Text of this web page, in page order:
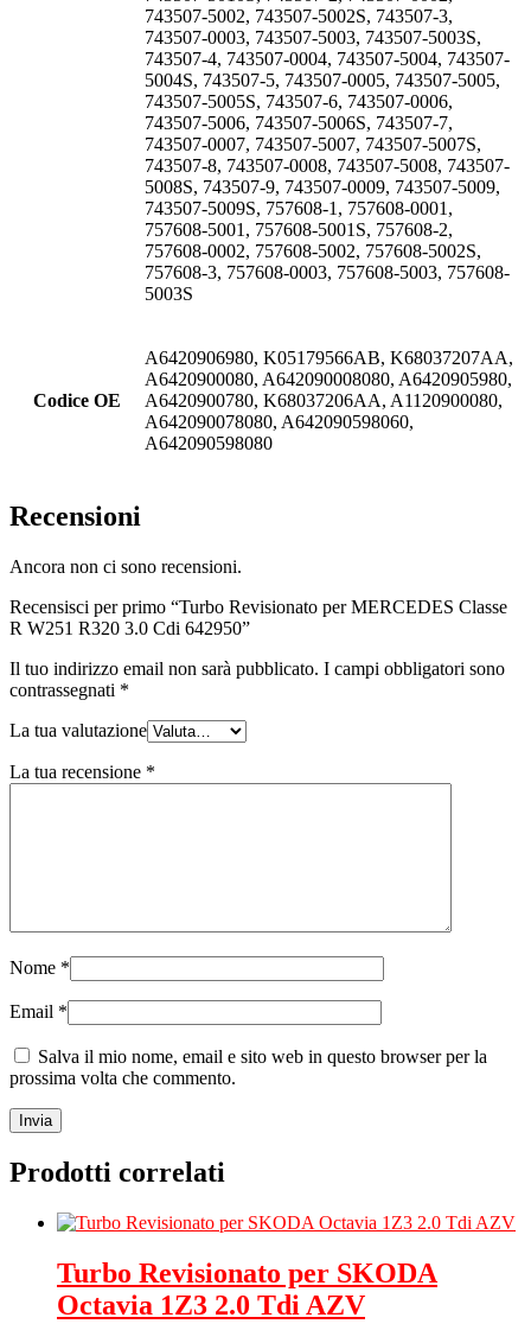
743507-5002, 743507-5002S, 743507-3,
743507-0003, 743507-5003, 743507-5003S,
743507-4, 743507-0004, 743507-5004, 743507-
5004S, 743507-5, 743507-0005, 743507-5005,
743507-5005S, 743507-6, 743507-0006,
743507-5006, 743507-5006S, 743507-7,
743507-0007, 743507-5007, 743507-5007S,
743507-8, 743507-0008, 743507-5008, 743507-
5008S, 743507-9, 743507-0009, 743507-5009,
743507-5009S, 757608-1, 757608-0001,
757608-5001, 757608-5001S, 757608-2,
757608-0002, 757608-5002, 757608-5002S,
757608-3, 757608-0003, 757608-5003, 757608-
5003S
Codice OE
A6420906980, K05179566AB, K68037207AA,
A6420900080, A642090008080, A6420905980,
A6420900780, K68037206AA, A1120900080,
A642090078080, A642090598060,
A642090598080
Recensioni
Ancora non ci sono recensioni.
Recensisci per primo “Turbo Revisionato per MERCEDES Classe
R W251 R320 3.0 Cdi 642950”
Il tuo indirizzo email non sarà pubblicato. I campi obbligatori sono
contrassegnati *
La tua valutazione
La tua recensione *
Nome *
Email *
Salva il mio nome, email e sito web in questo browser per la
prossima volta che commento.
Prodotti correlati
Turbo Revisionato per SKODA
Octavia 1Z3 2.0 Tdi AZV